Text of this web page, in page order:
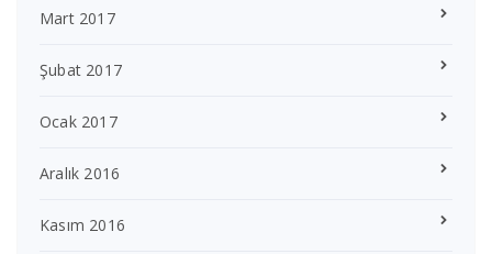
Mart 2017
Şubat 2017
Ocak 2017
Aralık 2016
Kasım 2016